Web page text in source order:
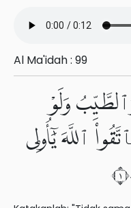
Al Ma'idah : 99
وَلَوْ
ٱللَّهَ يَٰٓأُو۟لِى